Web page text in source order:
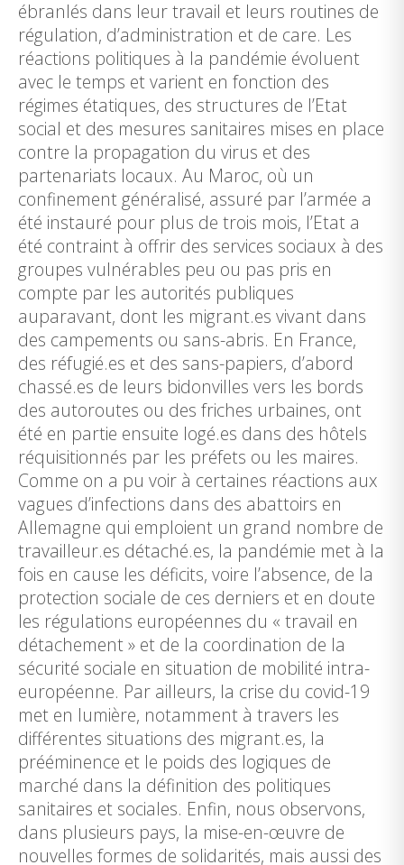
ébranlés dans leur travail et leurs routines de
régulation, d’administration et de care. Les
réactions politiques à la pandémie évoluent
avec le temps et varient en fonction des
régimes étatiques, des structures de l’Etat
social et des mesures sanitaires mises en place
contre la propagation du virus et des
partenariats locaux. Au Maroc, où un
confinement généralisé, assuré par l’armée a
été instauré pour plus de trois mois, l’Etat a
été contraint à offrir des services sociaux à des
groupes vulnérables peu ou pas pris en
compte par les autorités publiques
auparavant, dont les migrant.es vivant dans
des campements ou sans-abris. En France,
des réfugié.es et des sans-papiers, d’abord
chassé.es de leurs bidonvilles vers les bords
des autoroutes ou des friches urbaines, ont
été en partie ensuite logé.es dans des hôtels
réquisitionnés par les préfets ou les maires.
Comme on a pu voir à certaines réactions aux
vagues d’infections dans des abattoirs en
Allemagne qui emploient un grand nombre de
travailleur.es détaché.es, la pandémie met à la
fois en cause les déficits, voire l’absence, de la
protection sociale de ces derniers et en doute
les régulations européennes du « travail en
détachement » et de la coordination de la
sécurité sociale en situation de mobilité intra-
européenne. Par ailleurs, la crise du covid-19
met en lumière, notamment à travers les
différentes situations des migrant.es, la
prééminence et le poids des logiques de
marché dans la définition des politiques
sanitaires et sociales. Enfin, nous observons,
dans plusieurs pays, la mise-en-œuvre de
nouvelles formes de solidarités, mais aussi des